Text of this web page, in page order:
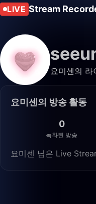
LIVE Stream
요미센의 라
요미센의 방송 활동
0
녹화된 방송
요미센 님은 Live